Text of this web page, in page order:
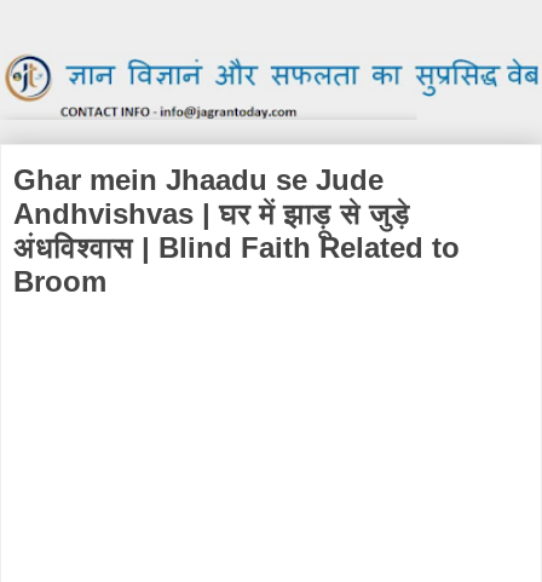
Ghar mein Jhaadu se Jude
Andhvishvas | घर में झाड़ू से जुड़े
अंधविश्वास | Blind Faith Related to
Broom